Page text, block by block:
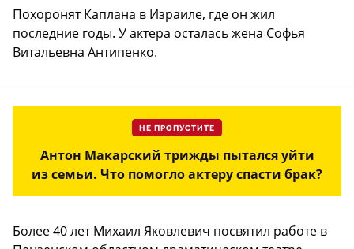
Похоронят Каплана в Израиле, где он жил
последние годы. У актера осталась жена Софья
Витальевна Антипенко.
НЕ ПРОПУСТИТЕ
Антон Макарский трижды пытался уйти
из семьи. Что помогло актеру спасти брак?
Более 40 лет Михаил Яковлевич посвятил работе в